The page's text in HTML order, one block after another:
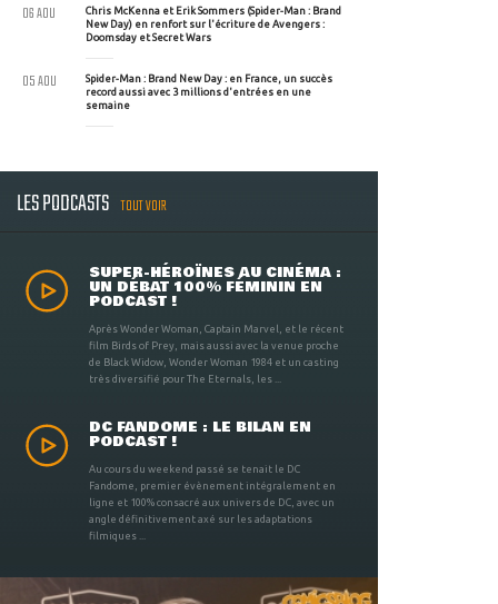
Chris McKenna et Erik Sommers (Spider-Man : Brand
New Day) en renfort sur l'écriture de Avengers :
Doomsday et Secret Wars
06 AOU
Spider-Man : Brand New Day : en France, un succès
record aussi avec 3 millions d'entrées en une
semaine
05 AOU
LES PODCASTS TOUT VOIR
SUPER-HÉROÏNES AU CINÉMA :
UN DÉBAT 100% FÉMININ EN
PODCAST !
Après Wonder Woman, Captain Marvel, et le récent
film Birds of Prey, mais aussi avec la venue proche
de Black Widow, Wonder Woman 1984 et un casting
très diversifié pour The Eternals, les ...
DC FANDOME : LE BILAN EN
PODCAST !
Au cours du weekend passé se tenait le DC
Fandome, premier évènement intégralement en
ligne et 100% consacré aux univers de DC, avec un
angle définitivement axé sur les adaptations
filmiques ...